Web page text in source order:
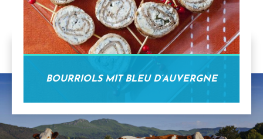
BOURRIOLS MIT BLEU D’AUVERGNE